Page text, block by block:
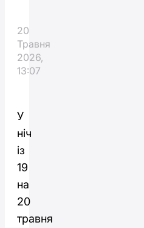
20
Травня
2026,
13:07
У
ніч
із
19
на
20
травня